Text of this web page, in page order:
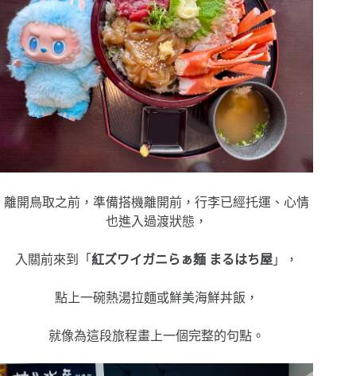
離開鳥取之前，準備搭機離開前，行李已經托運、心情
也進入過渡狀態，
入關前來到「紅ズワイガニらぁ麺 まるはち屋 」，
點上一碗熱湯拉麵或鮮美海鮮丼飯，
就像為這段旅程畫上一個完整的句點。